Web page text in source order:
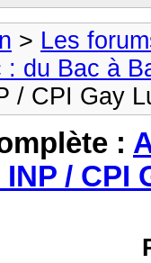
> Les
: du Bac à
/ CPI Gay
:
/ CPI